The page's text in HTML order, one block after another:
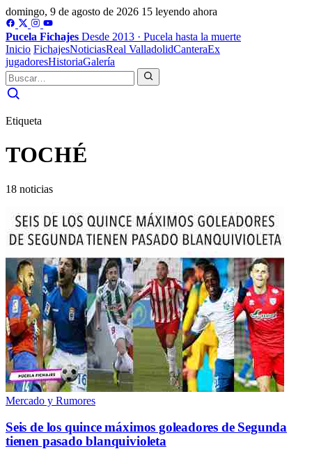
domingo, 9 de agosto de 2026 15 leyendo ahora
Pucela Fichajes Desde 2013 · Pucela hasta la muerte
Inicio FichajesNoticiasReal ValladolidCanteraEx
jugadoresHistoriaGalería
Etiqueta
TOCHÉ
18 noticias
Mercado y Rumores
Seis de los quince máximos goleadores de Segunda
tienen pasado blanquivioleta